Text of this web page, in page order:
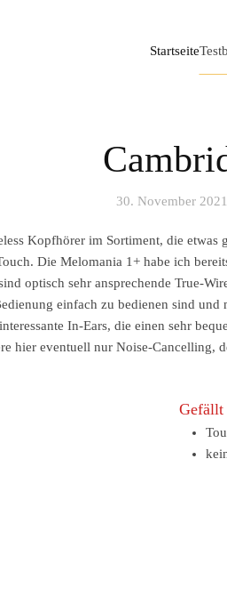
Startseite
30. November 2021
Kopfhörer im Sortiment, die etwas
Die Melomania 1+ habe ich
optisch sehr ansprechende True-
einfach zu bedienen sind
In-Ears, die einen sehr
hier eventuell nur Noise-
Gefällt